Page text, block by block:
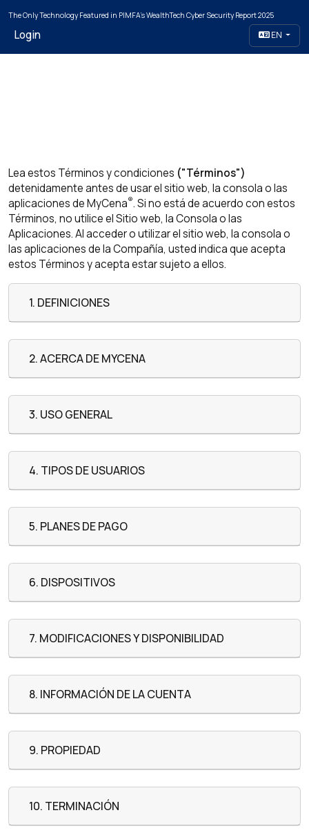
The Only Technology Featured in PIMFA's WealthTech Cyber Security Report 2025
Login EN
Lea estos Términos y condiciones ("Términos")
detenidamente antes de usar el sitio web, la consola o las
aplicaciones de MyCena®. Si no está de acuerdo con estos
Términos, no utilice el Sitio web, la Consola o las
Aplicaciones. Al acceder o utilizar el sitio web, la consola o
las aplicaciones de la Compañía, usted indica que acepta
estos Términos y acepta estar sujeto a ellos.
1. DEFINICIONES
2. ACERCA DE MYCENA
3. USO GENERAL
4. TIPOS DE USUARIOS
5. PLANES DE PAGO
6. DISPOSITIVOS
7. MODIFICACIONES Y DISPONIBILIDAD
8. INFORMACIÓN DE LA CUENTA
9. PROPIEDAD
10. TERMINACIÓN